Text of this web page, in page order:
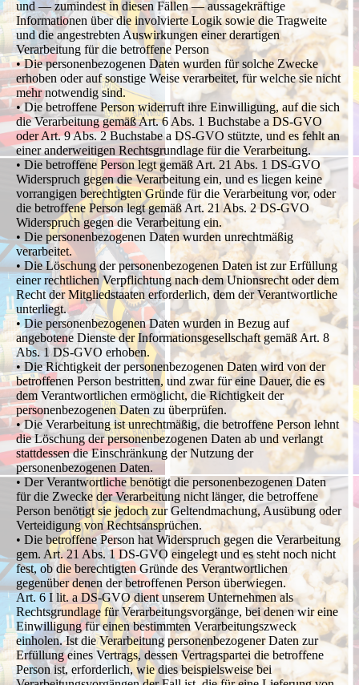
und — zumindest in diesen Fällen — aussagekräftige
Informationen über die involvierte Logik sowie die Tragweite
und die angestrebten Auswirkungen einer derartigen
Verarbeitung für die betroffene Person
• Die personenbezogenen Daten wurden für solche Zwecke
erhoben oder auf sonstige Weise verarbeitet, für welche sie nicht
mehr notwendig sind.
• Die betroffene Person widerruft ihre Einwilligung, auf die sich
die Verarbeitung gemäß Art. 6 Abs. 1 Buchstabe a DS-GVO
oder Art. 9 Abs. 2 Buchstabe a DS-GVO stützte, und es fehlt an
einer anderweitigen Rechtsgrundlage für die Verarbeitung.
• Die betroffene Person legt gemäß Art. 21 Abs. 1 DS-GVO
Widerspruch gegen die Verarbeitung ein, und es liegen keine
vorrangigen berechtigten Gründe für die Verarbeitung vor, oder
die betroffene Person legt gemäß Art. 21 Abs. 2 DS-GVO
Widerspruch gegen die Verarbeitung ein.
• Die personenbezogenen Daten wurden unrechtmäßig
verarbeitet.
• Die Löschung der personenbezogenen Daten ist zur Erfüllung
einer rechtlichen Verpflichtung nach dem Unionsrecht oder dem
Recht der Mitgliedstaaten erforderlich, dem der Verantwortliche
unterliegt.
• Die personenbezogenen Daten wurden in Bezug auf
angebotene Dienste der Informationsgesellschaft gemäß Art. 8
Abs. 1 DS-GVO erhoben.
• Die Richtigkeit der personenbezogenen Daten wird von der
betroffenen Person bestritten, und zwar für eine Dauer, die es
dem Verantwortlichen ermöglicht, die Richtigkeit der
personenbezogenen Daten zu überprüfen.
• Die Verarbeitung ist unrechtmäßig, die betroffene Person lehnt
die Löschung der personenbezogenen Daten ab und verlangt
stattdessen die Einschränkung der Nutzung der
personenbezogenen Daten.
• Der Verantwortliche benötigt die personenbezogenen Daten
für die Zwecke der Verarbeitung nicht länger, die betroffene
Person benötigt sie jedoch zur Geltendmachung, Ausübung oder
Verteidigung von Rechtsansprüchen.
• Die betroffene Person hat Widerspruch gegen die Verarbeitung
gem. Art. 21 Abs. 1 DS-GVO eingelegt und es steht noch nicht
fest, ob die berechtigten Gründe des Verantwortlichen
gegenüber denen der betroffenen Person überwiegen.
Art. 6 I lit. a DS-GVO dient unserem Unternehmen als
Rechtsgrundlage für Verarbeitungsvorgänge, bei denen wir eine
Einwilligung für einen bestimmten Verarbeitungszweck
einholen. Ist die Verarbeitung personenbezogener Daten zur
Erfüllung eines Vertrags, dessen Vertragspartei die betroffene
Person ist, erforderlich, wie dies beispielsweise bei